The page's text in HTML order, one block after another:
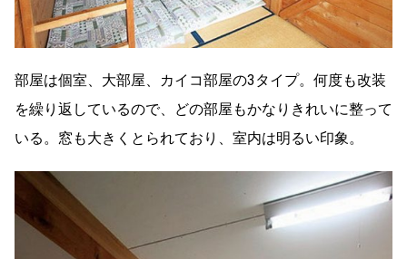
部屋は個室、大部屋、カイコ部屋の3タイプ。何度も改装
を繰り返しているので、どの部屋もかなりきれいに整って
いる。窓も大きくとられており、室内は明るい印象。